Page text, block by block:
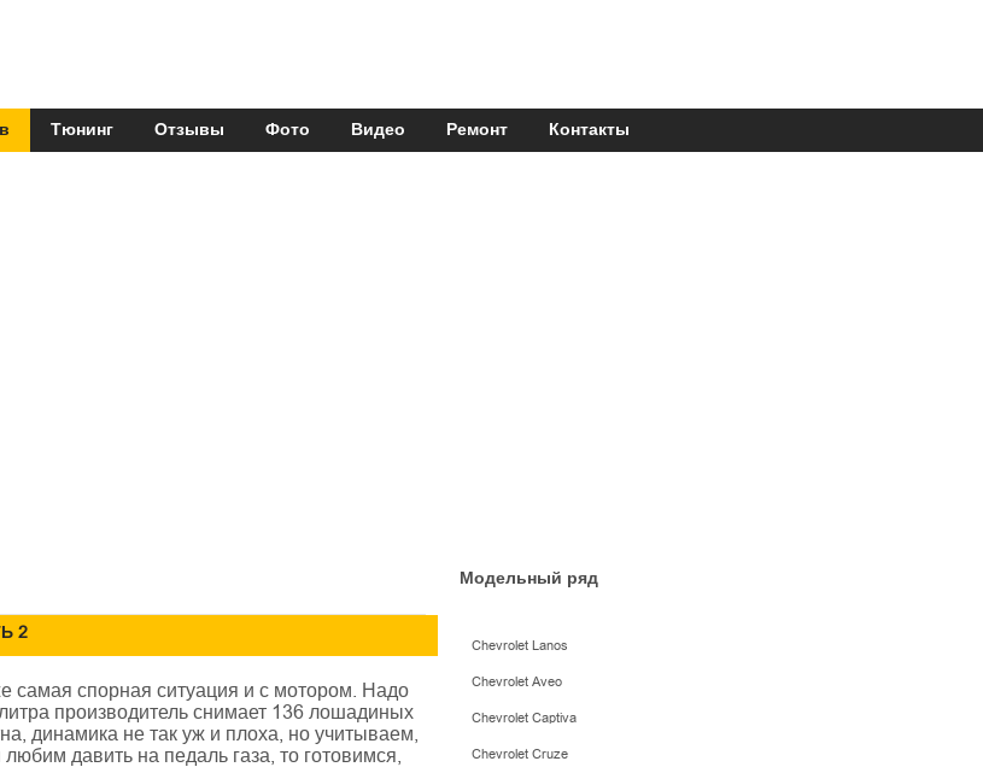
Тюнинг Отзывы Фото Видео Ремонт Контакты
2
самая спорная ситуация и с мотором. Надо
производитель снимает 136 лошадиных
динамика не так уж и плоха, но учитываем,
давить на педаль газа, то готовимся,
Модельный ряд
Chevrolet Lanos
Chevrolet Aveo
Chevrolet Captiva
Chevrolet Cruze